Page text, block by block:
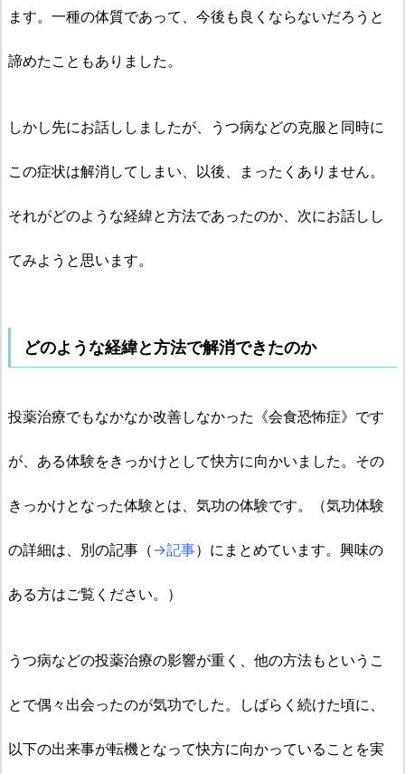
ます。一種の体質であって、今後も良くならないだろうと
諦めたこともありました。
しかし先にお話ししましたが、うつ病などの克服と同時に
この症状は解消してしまい、以後、まったくありません。
それがどのような経緯と方法であったのか、次にお話しし
てみようと思います。
どのような経緯と方法で解消できたのか
投薬治療でもなかなか改善しなかった《会食恐怖症》です
が、ある体験をきっかけとして快方に向かいました。その
きっかけとなった体験とは、気功の体験です。 （気功体験
の詳細は、別の記事（ →記事）にまとめています。興味の
ある方はご覧ください。）
うつ病などの投薬治療の影響が重く、他の方法もというこ
とで偶々出会ったのが気功でした。しばらく続けた頃に、
以下の出来事が転機となって快方に向かっていることを実